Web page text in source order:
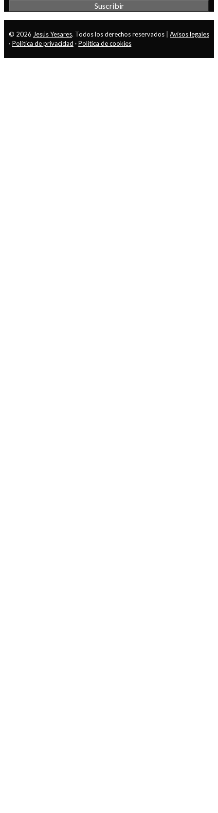
© 2026 Jesús Yesares. Todos los derechos reservados | Avisos legales
· Política de privacidad · Política de cookies